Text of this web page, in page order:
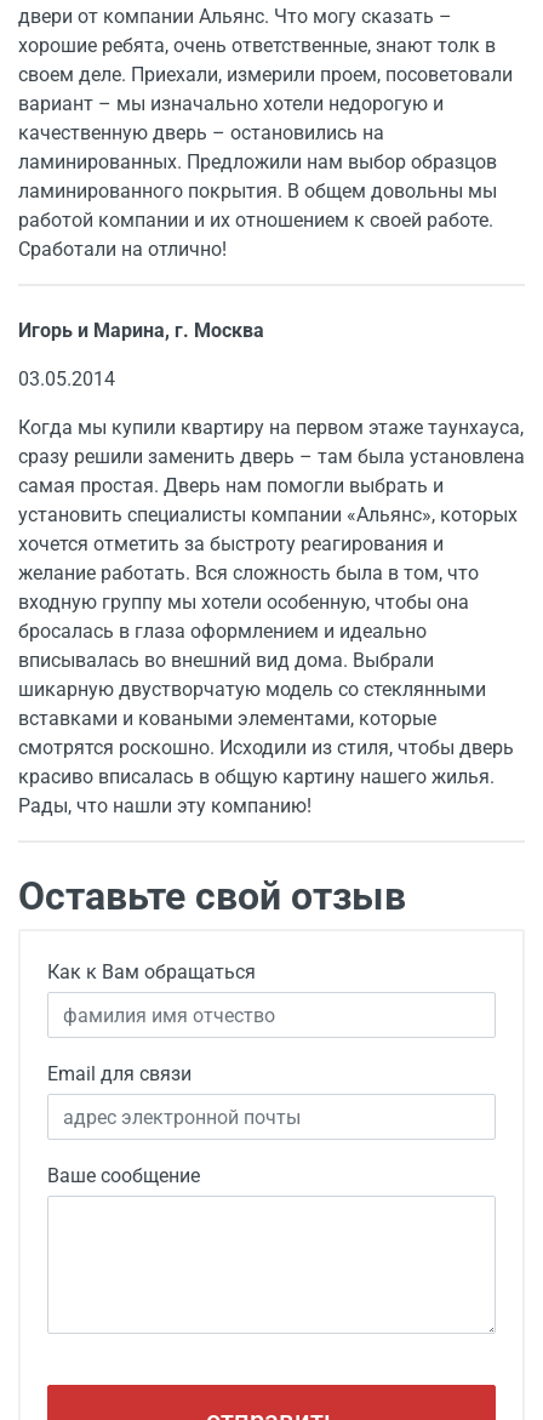
двери от компании Альянс. Что могу сказать –
хорошие ребята, очень ответственные, знают толк в
своем деле. Приехали, измерили проем, посоветовали
вариант – мы изначально хотели недорогую и
качественную дверь – остановились на
ламинированных. Предложили нам выбор образцов
ламинированного покрытия. В общем довольны мы
работой компании и их отношением к своей работе.
Сработали на отлично!
Игорь и Марина, г. Москва
03.05.2014
Когда мы купили квартиру на первом этаже таунхауса,
сразу решили заменить дверь – там была установлена
самая простая. Дверь нам помогли выбрать и
установить специалисты компании «Альянс», которых
хочется отметить за быстроту реагирования и
желание работать. Вся сложность была в том, что
входную группу мы хотели особенную, чтобы она
бросалась в глаза оформлением и идеально
вписывалась во внешний вид дома. Выбрали
шикарную двустворчатую модель со стеклянными
вставками и коваными элементами, которые
смотрятся роскошно. Исходили из стиля, чтобы дверь
красиво вписалась в общую картину нашего жилья.
Рады, что нашли эту компанию!
Оставьте свой отзыв
Как к Вам обращаться
Email для связи
Ваше сообщение